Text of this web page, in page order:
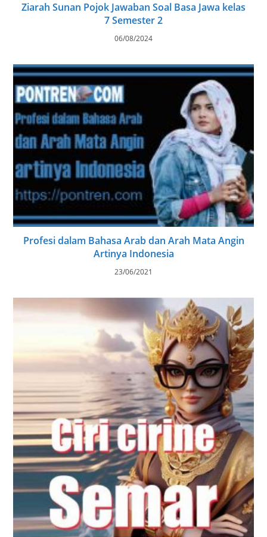
Ziarah Sunan Pojok Jawaban Soal Basa Jawa kelas
7 Semester 2
06/08/2024
Profesi dalam Bahasa Arab dan Arah Mata Angin
Artinya Indonesia
23/06/2021